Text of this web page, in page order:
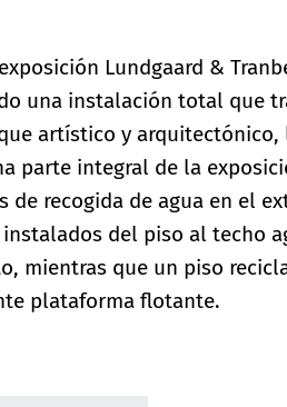
Lundgaard &
una instalación total que
artístico y arquitectónico,
parte integral de la
recogida de agua en el
del piso al techo
mientras que un piso
plataforma flotante.